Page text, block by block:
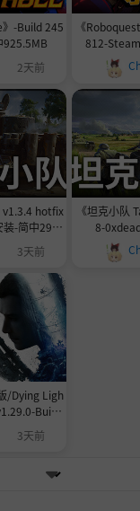
》-Build 245
2天前
《
812-
v1.3.4 hotfix
-简中29.5
3天前
《坦克小队
8-
/Dying Ligh
Build
奖励+艾琳
柄|赠多项修
3天前